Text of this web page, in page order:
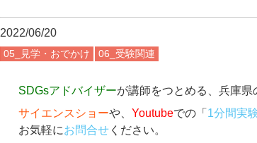
2022/06/20
05_見学・おでかけ 06_受験関連
SDGsアドバイザーが講師をつとめる、兵庫県
サイエンスショーや、Youtubeでの「 1分間実
お気軽にお問合せ ください。